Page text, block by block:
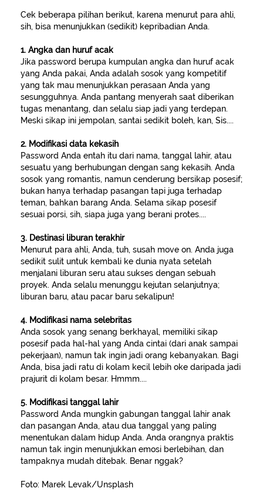
Cek beberapa pilihan berikut, karena menurut para ahli,
sih, bisa menunjukkan (sedikit) kepribadian Anda.
1. Angka dan huruf acak
Jika password berupa kumpulan angka dan huruf acak
yang Anda pakai, Anda adalah sosok yang kompetitif
yang tak mau menunjukkan perasaan Anda yang
sesungguhnya. Anda pantang menyerah saat diberikan
tugas menantang, dan selalu siap jadi yang terdepan.
Meski sikap ini jempolan, santai sedikit boleh, kan, Sis....
2. Modifikasi data kekasih
Password Anda entah itu dari nama, tanggal lahir, atau
sesuatu yang berhubungan dengan sang kekasih. Anda
sosok yang romantis, namun cenderung bersikap posesif;
bukan hanya terhadap pasangan tapi juga terhadap
teman, bahkan barang Anda. Selama sikap posesif
sesuai porsi, sih, siapa juga yang berani protes....
3. Destinasi liburan terakhir
Menurut para ahli, Anda, tuh, susah move on. Anda juga
sedikit sulit untuk kembali ke dunia nyata setelah
menjalani liburan seru atau sukses dengan sebuah
proyek. Anda selalu menunggu kejutan selanjutnya;
liburan baru, atau pacar baru sekalipun!
4. Modifikasi nama selebritas
Anda sosok yang senang berkhayal, memiliki sikap
posesif pada hal-hal yang Anda cintai (dari anak sampai
pekerjaan), namun tak ingin jadi orang kebanyakan. Bagi
Anda, bisa jadi ratu di kolam kecil lebih oke daripada jadi
prajurit di kolam besar. Hmmm....
5. Modifikasi tanggal lahir
Password Anda mungkin gabungan tanggal lahir anak
dan pasangan Anda, atau dua tanggal yang paling
menentukan dalam hidup Anda. Anda orangnya praktis
namun tak ingin menunjukkan emosi berlebihan, dan
tampaknya mudah ditebak. Benar nggak?
Foto: Marek Levak/Unsplash